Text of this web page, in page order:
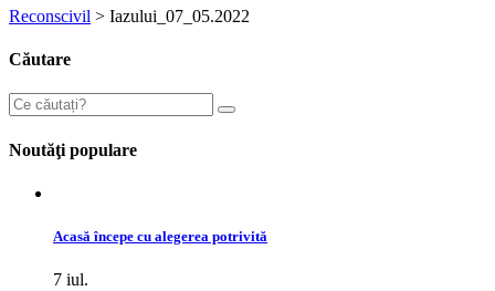
Reconscivil > Iazului_07_05.2022
Căutare
Noutăţi populare
Acasă începe cu alegerea potrivită
7 iul.